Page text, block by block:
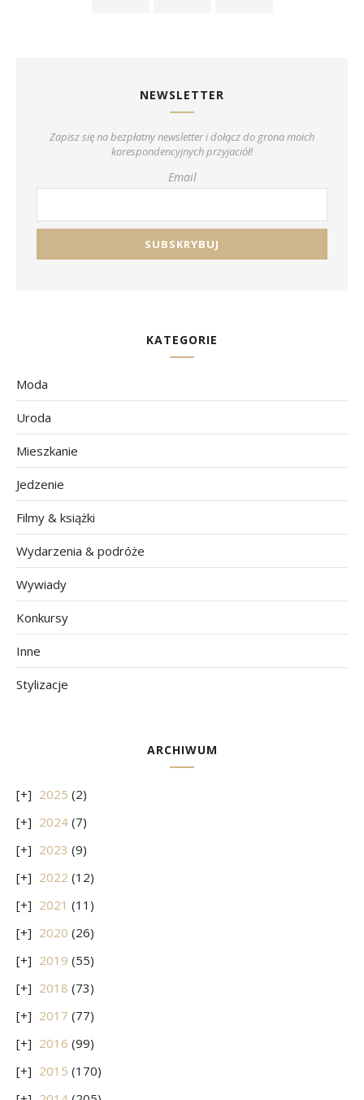
NEWSLETTER
Zapisz się na bezpłatny newsletter i dołącz do grona moich
korespondencyjnych przyjaciół!
Email
KATEGORIE
Moda
Uroda
Mieszkanie
Jedzenie
Filmy & książki
Wydarzenia & podróże
Wywiady
Konkursy
Inne
Stylizacje
ARCHIWUM
2025 (2)
2024 (7)
2023 (9)
2022 (12)
2021 (11)
2020 (26)
2019 (55)
2018 (73)
2017 (77)
2016 (99)
2015 (170)